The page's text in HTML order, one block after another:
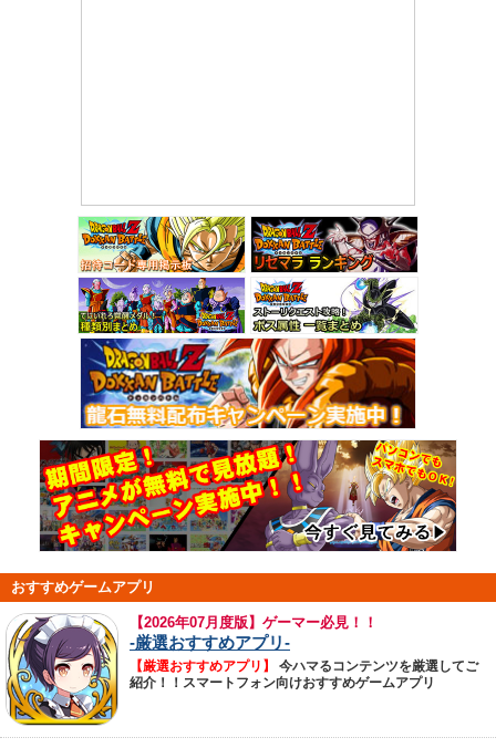
おすすめゲームアプリ
【2026年07月度版】ゲーマー必見！！
-厳選おすすめアプリ-
【厳選おすすめアプリ】
今ハマるコンテンツを厳選してご
紹介！！スマートフォン向けおすすめゲームアプリ